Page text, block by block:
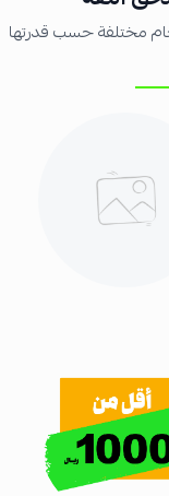
مختلفة حسب قدرتها